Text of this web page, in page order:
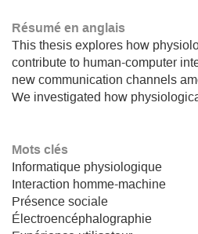
Résumé en anglais
This thesis explores how
contribute to human-computer
new communication channels
We investigated how
Mots clés
Informatique physiologique
Interaction homme-machine
Présence sociale
Électroencéphalographie